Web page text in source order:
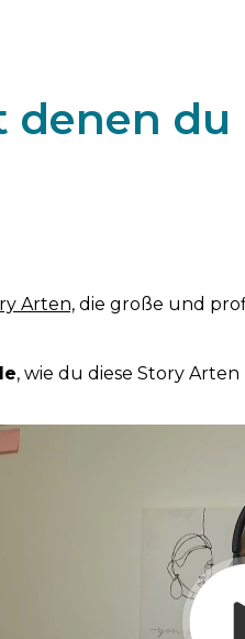
du
Arten, die große und
, wie du diese Story